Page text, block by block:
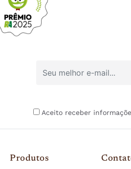
Aceito receber
Produtos